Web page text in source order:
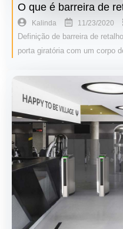
O que é barreira de
Kalinda 11/23/2020
Definição de barreira de
porta giratória com um corpo